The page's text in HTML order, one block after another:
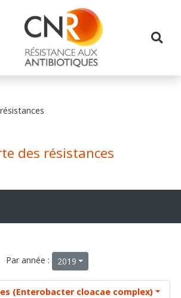
des résistances
Par année : 2019
(Enterobacter cloacae complex)